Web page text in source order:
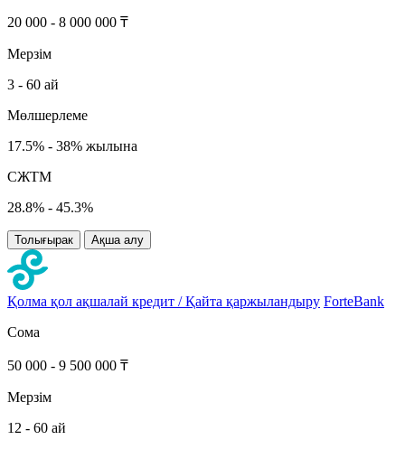
20 000 - 8 000 000 ₸
Мерзім
3 - 60 ай
Мөлшерлеме
17.5% - 38% жылына
СЖТМ
28.8% - 45.3%
Толығырак Ақша алу
Қолма қол ақшалай кредит / Қайта қаржыландыру ForteBank
Сома
50 000 - 9 500 000 ₸
Мерзім
12 - 60 ай